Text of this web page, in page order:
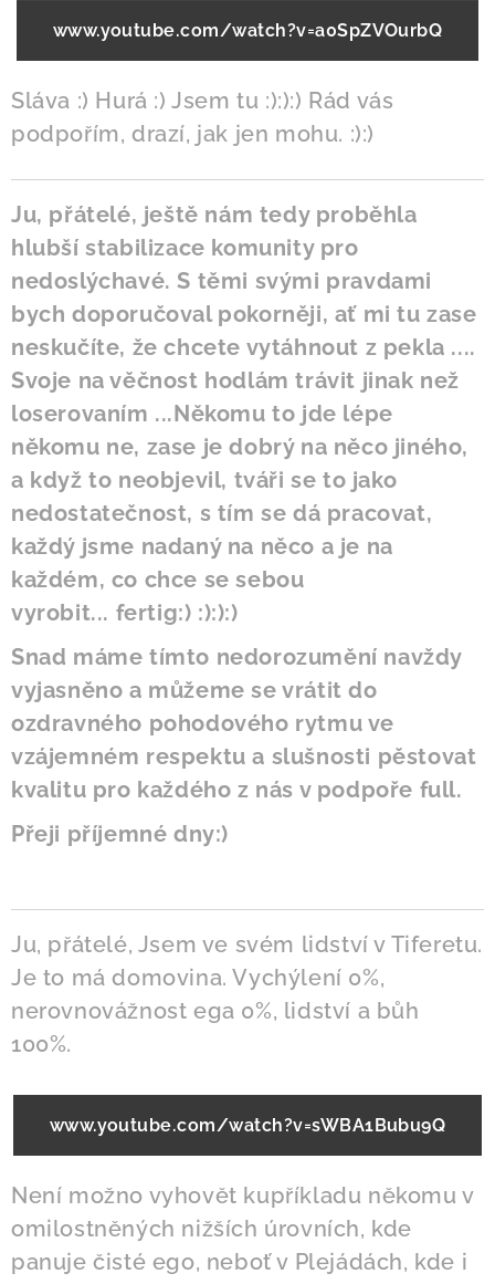
www.youtube.com/watch?v=a0SpZVOurbQ
Sláva :) Hurá :) Jsem tu :):):) Rád vás
podpořím, drazí, jak jen mohu. :):)
Ju, přátelé, ještě nám tedy proběhla
hlubší stabilizace komunity pro
nedoslýchavé. S těmi svými pravdami
bych doporučoval pokorněji, ať mi tu zase
neskučíte, že chcete vytáhnout z pekla ....
Svoje na věčnost hodlám trávit jinak než
loserovaním ...Někomu to jde lépe
někomu ne, zase je dobrý na něco jiného,
a když to neobjevil, tváři se to jako
nedostatečnost, s tím se dá pracovat,
každý jsme nadaný na něco a je na
každém, co chce se sebou
vyrobit... fertig:) :):):)
Snad máme tímto nedorozumění navždy
vyjasněno a můžeme se vrátit do
ozdravného pohodového rytmu ve
vzájemném respektu a slušnosti pěstovat
kvalitu pro každého z nás v podpoře full.
Přeji příjemné dny:)
Ju, přátelé, Jsem ve svém lidství v Tiferetu.
Je to má domovina. Vychýlení 0%,
nerovnovážnost ega 0%, lidství a bůh
100%.
www.youtube.com/watch?v=sWBA1Bubu9Q
Není možno vyhovět kupříkladu někomu v
omilostněných nižších úrovních, kde
panuje čisté ego, neboť v Plejádách, kde i